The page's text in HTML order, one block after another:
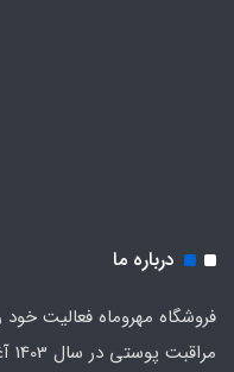
درباره ما
فروشگاه مهروماه فعالیت
مراقبت پوستی در سال 1403 آغاز کرد.